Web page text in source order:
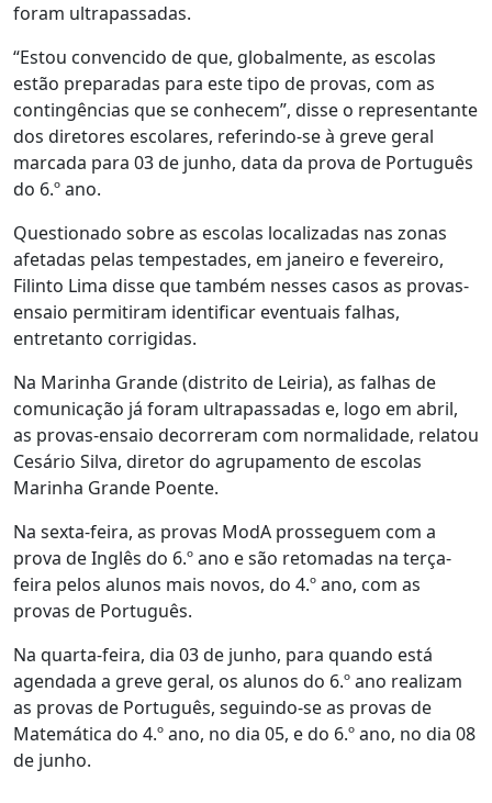
foram ultrapassadas.
“Estou convencido de que, globalmente, as escolas
estão preparadas para este tipo de provas, com as
contingências que se conhecem”, disse o representante
dos diretores escolares, referindo-se à greve geral
marcada para 03 de junho, data da prova de Português
do 6.º ano.
Questionado sobre as escolas localizadas nas zonas
afetadas pelas tempestades, em janeiro e fevereiro,
Filinto Lima disse que também nesses casos as provas-
ensaio permitiram identificar eventuais falhas,
entretanto corrigidas.
Na Marinha Grande (distrito de Leiria), as falhas de
comunicação já foram ultrapassadas e, logo em abril,
as provas-ensaio decorreram com normalidade, relatou
Cesário Silva, diretor do agrupamento de escolas
Marinha Grande Poente.
Na sexta-feira, as provas ModA prosseguem com a
prova de Inglês do 6.º ano e são retomadas na terça-
feira pelos alunos mais novos, do 4.º ano, com as
provas de Português.
Na quarta-feira, dia 03 de junho, para quando está
agendada a greve geral, os alunos do 6.º ano realizam
as provas de Português, seguindo-se as provas de
Matemática do 4.º ano, no dia 05, e do 6.º ano, no dia 08
de junho.